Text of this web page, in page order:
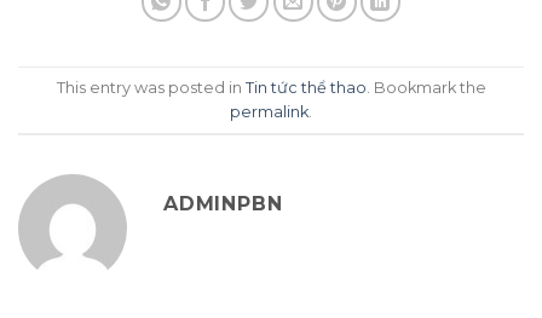
This entry was posted in Tin tức thể thao . Bookmark the
permalink
ADMINPBN